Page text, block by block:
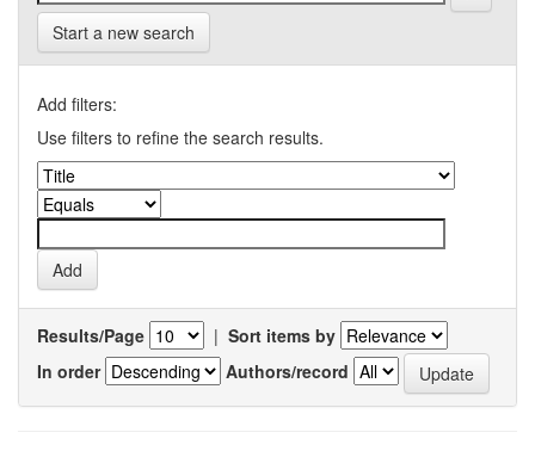
Start a new search
Add filters:
Use filters to refine the search results.
Results/Page | Sort items by
In order
Authors/record